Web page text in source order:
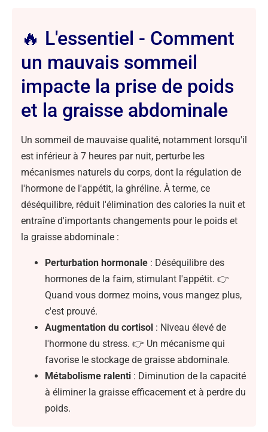
🔥 L'essentiel - Comment
un mauvais sommeil
impacte la prise de poids
et la graisse abdominale
Un sommeil de mauvaise qualité, notamment lorsqu'il
est inférieur à 7 heures par nuit, perturbe les
mécanismes naturels du corps, dont la régulation de
l'hormone de l'appétit, la ghréline. À terme, ce
déséquilibre, réduit l'élimination des calories la nuit et
entraîne d'importants changements pour le poids et
la graisse abdominale :
Perturbation hormonale : Déséquilibre des
hormones de la faim, stimulant l'appétit. 👉
Quand vous dormez moins, vous mangez plus,
c'est prouvé.
Augmentation du cortisol : Niveau élevé de
l'hormone du stress. 👉 Un mécanisme qui
favorise le stockage de graisse abdominale.
Métabolisme ralenti : Diminution de la capacité
à éliminer la graisse efficacement et à perdre du
poids.